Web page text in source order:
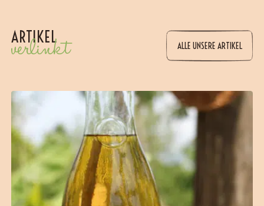
(31 Bewertungen)
ARTIKEL
verlinkt ALLE UNSERE ARTIKEL